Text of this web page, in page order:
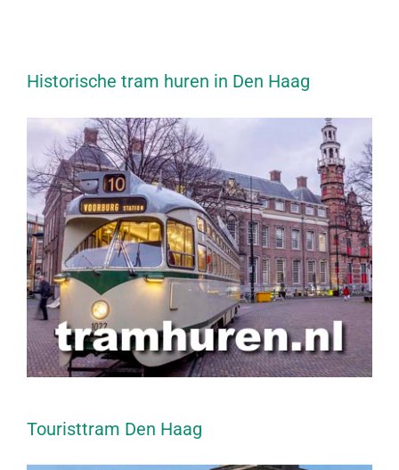
Historische tram huren in Den Haag
Touristtram Den Haag